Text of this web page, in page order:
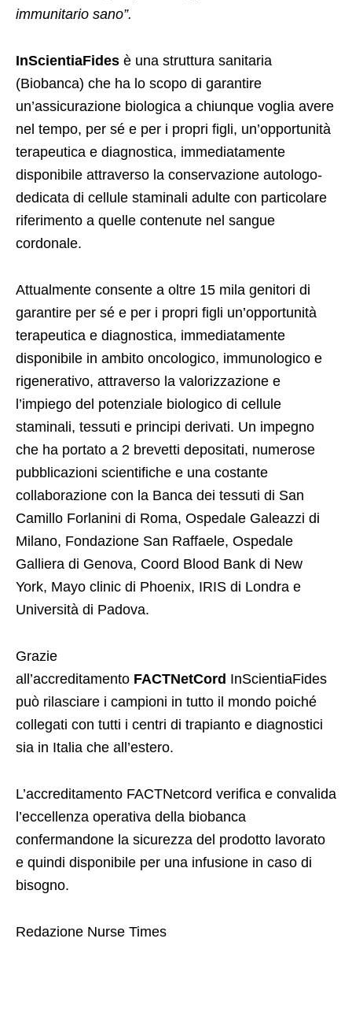
immunitario sano”.
InScientiaFides è una struttura sanitaria
(Biobanca) che ha lo scopo di garantire
un’assicurazione biologica a chiunque voglia avere
nel tempo, per sé e per i propri figli, un’opportunità
terapeutica e diagnostica, immediatamente
disponibile attraverso la conservazione autologo-
dedicata di cellule staminali adulte con particolare
riferimento a quelle contenute nel sangue
cordonale.
Attualmente consente a oltre 15 mila genitori di
garantire per sé e per i propri figli un’opportunità
terapeutica e diagnostica, immediatamente
disponibile in ambito oncologico, immunologico e
rigenerativo, attraverso la valorizzazione e
l’impiego del potenziale biologico di cellule
staminali, tessuti e principi derivati. Un impegno
che ha portato a 2 brevetti depositati, numerose
pubblicazioni scientifiche e una costante
collaborazione con la Banca dei tessuti di San
Camillo Forlanini di Roma, Ospedale Galeazzi di
Milano, Fondazione San Raffaele, Ospedale
Galliera di Genova, Coord Blood Bank di New
York, Mayo clinic di Phoenix, IRIS di Londra e
Università di Padova.
Grazie
all’accreditamento FACTNetCord InScientiaFides
può rilasciare i campioni in tutto il mondo poiché
collegati con tutti i centri di trapianto e diagnostici
sia in Italia che all’estero.
L’accreditamento FACTNetcord verifica e convalida
l’eccellenza operativa della biobanca
confermandone la sicurezza del prodotto lavorato
e quindi disponibile per una infusione in caso di
bisogno.
Redazione Nurse Times